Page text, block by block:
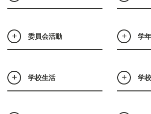
委員会活動 学
学校生活 学